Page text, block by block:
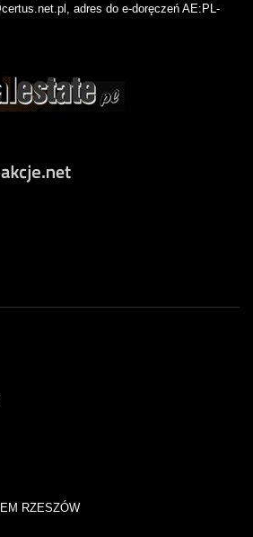
adres do e-doręczeń AE:PL-
RZESZÓW